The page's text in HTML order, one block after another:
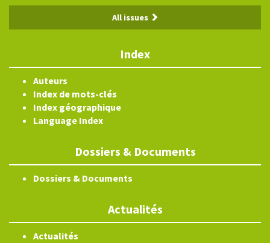
All issues
Index
Auteurs
Index de mots-clés
Index géographique
Language Index
Dossiers & Documents
Dossiers & Documents
Actualités
Actualités